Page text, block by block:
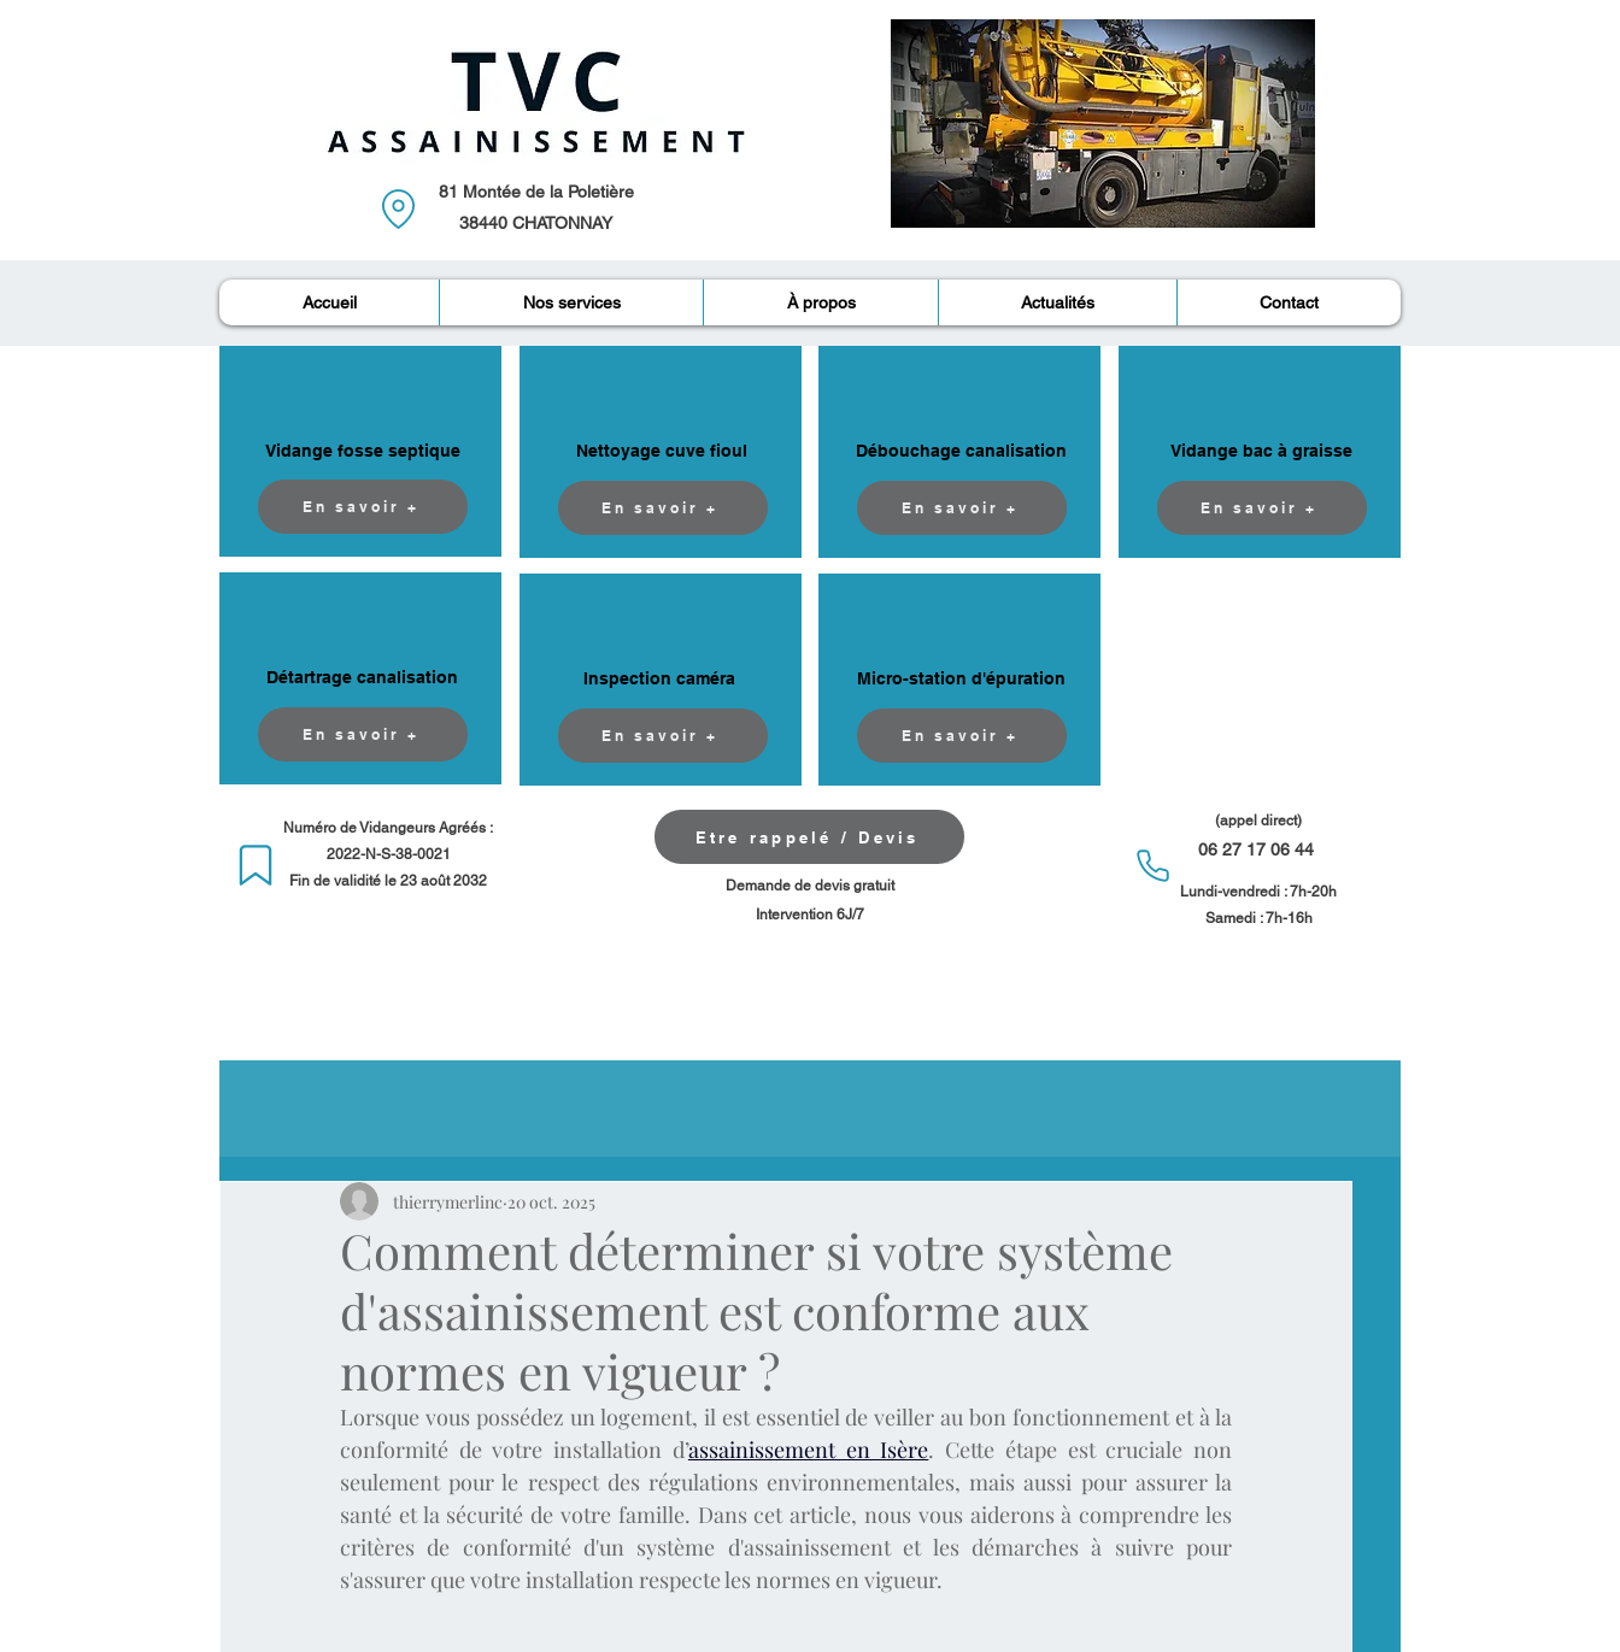
81 Montée de la Poletière
38440 CHATONNAY​
Accueil Nos services À propos Actualités Contact
Vidange fosse septique
En savoir +
Détartrage canalisation
En savoir +
Nettoyage cuve fioul
En savoir +
Inspection caméra
En savoir +
Débouchage canalisation
En savoir +
Micro-station d'épuration
En savoir +
Vidange bac à graisse
En savoir +
Numéro de Vidangeurs Agréés :
2022-N-S-38-0021
Fin de validité le 23 août 2032
Etre rappelé / Devis
​Demande de devis gratuit
Intervention 6J/7
(appel direct)
06 27 17 06 44
Lundi-vendredi : 7h-20h
Samedi : 7h-16h​​
Comment déterminer si votre système
d'assainissement est conforme aux
normes en vigueur ?
thierrymerlinc 20 oct. 2025
Lorsque vous possédez un logement, il est essentiel de veiller au bon fonctionnement et à la
conformité de votre installation d’assainissement en Isère. Cette étape est cruciale non
seulement pour le respect des régulations environnementales, mais aussi pour assurer la
santé et la sécurité de votre famille. Dans cet article, nous vous aiderons à comprendre les
critères de conformité d'un système d'assainissement et les démarches à suivre pour
s'assurer que votre installation respecte les normes en vigueur.